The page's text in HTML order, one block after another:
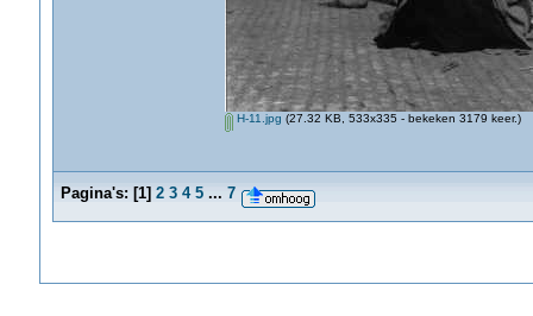
H-11.jpg (27.32 KB, 533x335 - bekeken 3179 keer.)
Pagina's: [1] 2 3 4 5 ... 7